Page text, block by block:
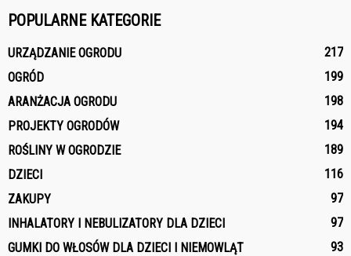
POPULARNE KATEGORIE
URZĄDZANIE OGRODU
217
OGRÓD
199
ARANŻACJA OGRODU
198
PROJEKTY OGRODÓW
194
ROŚLINY W OGRODZIE
189
DZIECI
116
ZAKUPY
97
INHALATORY I NEBULIZATORY DLA DZIECI
97
GUMKI DO WŁOSÓW DLA DZIECI I NIEMOWLĄT
93